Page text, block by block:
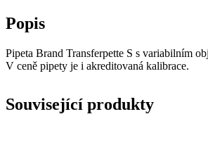
Popis
Pipeta Brand Transferpette S s variabilním
V ceně pipety je i akreditovaná kalibrace.
Související produkty